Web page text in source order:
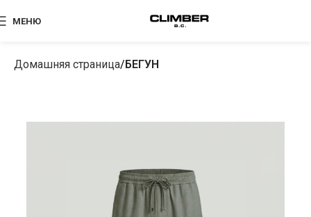
МЕНЮ
Домашняя страница БЕГУН